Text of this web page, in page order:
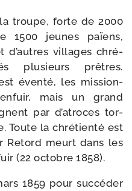
troupe, forte de 2000
jeunes païens,
d’autres vil­lages chré­
plu­sieurs prêtres.
éven­té, les mis­sion­
mais un grand
par d’atroces tor­
Toute la chré­tien­té est
Retord meurt dans les
(22 octobre 1858).
1859 pour suc­cé­der